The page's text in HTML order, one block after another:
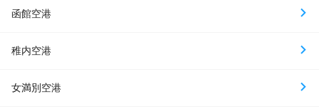
函館空港
稚内空港
女満別空港